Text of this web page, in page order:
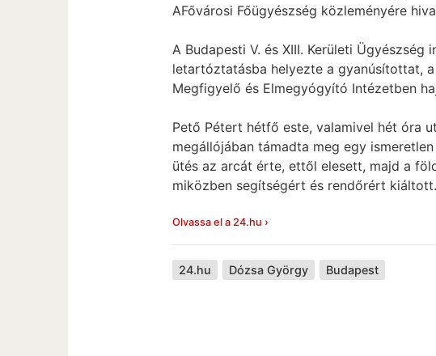
AFővárosi Főügyészség közleményére
A Budapesti V. és XIII. Kerületi Ügyészség
letartóztatásba helyezte a gyanúsítottat,
Megfigyelő és Elmegyógyító Intézetben
Pető Pétert hétfő este, valamivel hét óra
megállójában támadta meg egy
ütés az arcát érte, ettől elesett, majd a
miközben segítségért és rendőrért kiáltott.
Olvassa el a 24.hu ›
24.hu Dózsa György Budapest